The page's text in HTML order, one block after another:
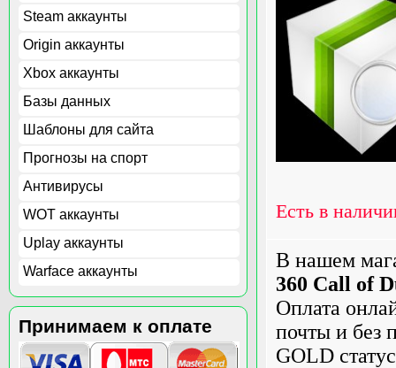
Steam аккаунты
Origin аккаунты
Xbox аккаунты
Базы данных
Шаблоны для сайта
Прогнозы на спорт
Антивирусы
WOT аккаунты
Uplay аккаунты
Warface аккаунты
Принимаем к оплате
Есть в
В нашем
360 Call of
Оплата
почты и без
GOLD